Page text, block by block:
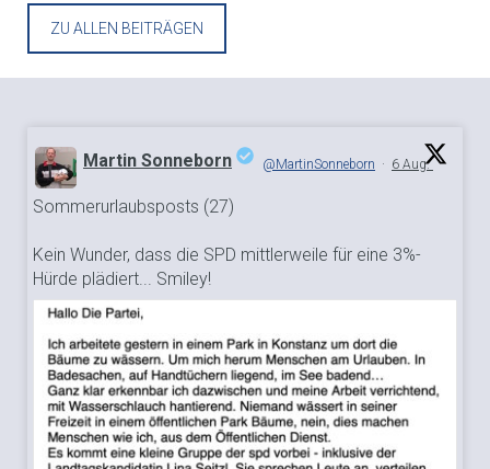
;
Martin Sonneborn @MartinSonneborn · 6 Aug.
Sommerurlaubsposts (27)
Kein Wunder, dass die SPD mittlerweile für eine 3%-
Hürde plädiert... Smiley!
ZU ALLEN BEITRÄGEN